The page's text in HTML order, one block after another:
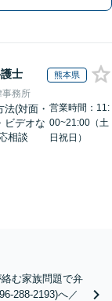
士 熊本県
事務所
法(対面・
ビデオな
相談
営業時間：11:
00~21:00（土
日祝日）
む家族問題で弁
288-2193)へ／